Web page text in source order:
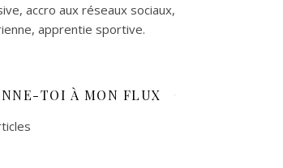
accro aux réseaux sociaux,
apprentie sportive.
TOI À MON FLUX